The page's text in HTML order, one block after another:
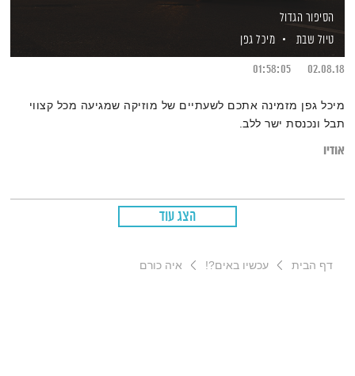
הסיפור הגדול
טיול שבת
מיכל גפן
02.08.18
01:58:05
מיכל גפן מזמינה אתכם לשעתיים של מוזיקה שמגיעה מכל קצווי
תבל ונכנסת ישר ללב.
אודיו
הצג עוד
דף הבית עכשיו באים?! איה כורם